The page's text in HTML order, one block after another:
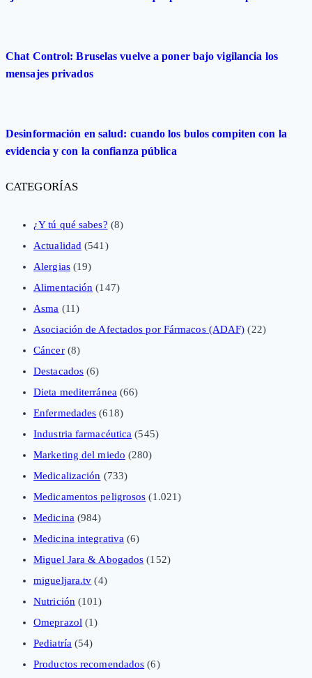
Chat Control: Bruselas vuelve a poner bajo vigilancia los
mensajes privados
Desinformación en salud: cuando los bulos compiten con la
evidencia y con la confianza pública
CATEGORÍAS
¿Y tú qué sabes? (8)
Actualidad (541)
Alergias(19)
Alimentación (147)
Asma (11)
Asociación de Afectados por Fármacos (ADAF) (22)
Cáncer(8)
Destacados (6)
Dieta mediterránea (66)
Enfermedades (618)
Industria farmacéutica (545)
Marketing del miedo (280)
Medicalización (733)
Medicamentos peligrosos (1.021)
Medicina (984)
Medicina integrativa (6)
Miguel Jara & Abogados (152)
migueljara.tv (4)
Nutrición (101)
Omeprazol (1)
Pediatría (54)
Productos recomendados (6)